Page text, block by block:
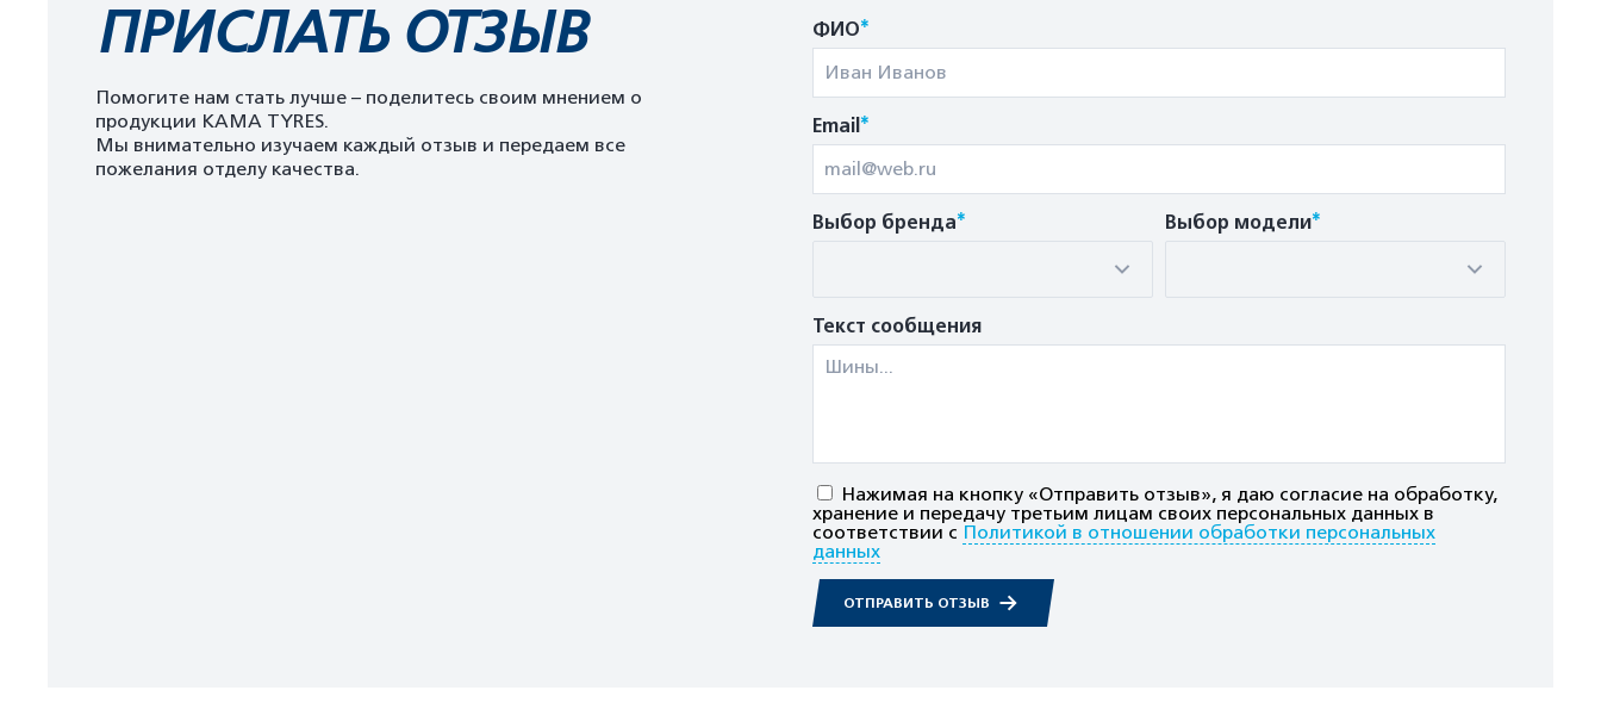
ПРИСЛАТЬ ОТЗЫВ
Помогите нам стать лучше – поделитесь своим мнением о
продукции KAMA TYRES.
Мы внимательно изучаем каждый отзыв и передаем все
пожелания отделу качества.
ФИО*
Email*
Выбор бренда* Выбор модели*
Текст сообщения
Нажимая на кнопку «Отправить отзыв», я даю согласие на обработку,
хранение и передачу третьим лицам своих персональных данных в
соответствии с Политикой в отношении обработки персональных
данных
ОТПРАВИТЬ ОТЗЫВ